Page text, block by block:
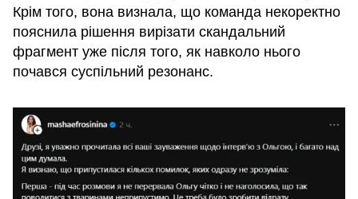
Крім того, вона визнала, що команда некоректно
пояснила рішення вирізати скандальний
фрагмент уже після того, як навколо нього
почався суспільний резонанс.